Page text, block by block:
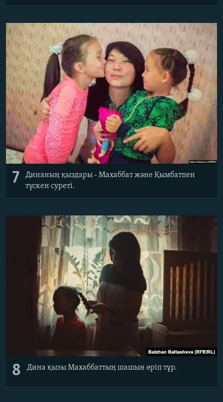
7
Динаның қыздары - Махаббат және Қымбатпен
түскен суреті.
8 Дина қызы Махаббаттың шашын өріп тұр.